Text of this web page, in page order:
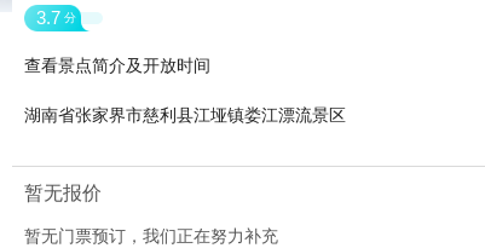
3.7 分
查看景点简介及开放时间
湖南省张家界市慈利县江垭镇娄江漂流景区
暂无报价
暂无门票预订，我们正在努力补充